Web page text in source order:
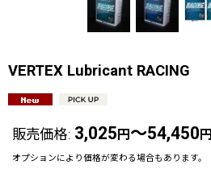
VERTEX Lubricant RACING
販売価格: 3,025 円 ～54,450 円
オプションにより価格が変わる場合もあります。